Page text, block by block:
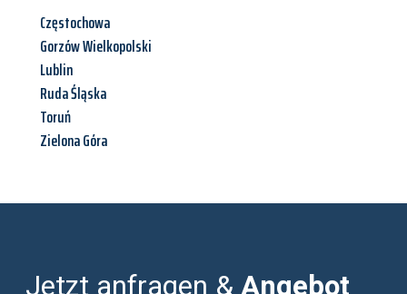
Częstochowa
Gorzów Wielkopolski
Lublin
Ruda Śląska
Toruń
Zielona Góra